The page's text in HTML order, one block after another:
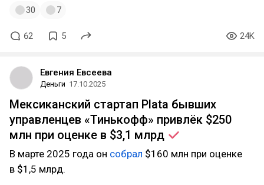
30 7
62 5 24K
Евгения Евсеева
Деньги 17.10.2025
Мексиканский стартап Plata бывших
управленцев «Тинькофф» привлёк $250
млн при оценке в $3,1 млрд
В марте 2025 года он cобрал $160 млн при оценке
в $1,5 млрд.